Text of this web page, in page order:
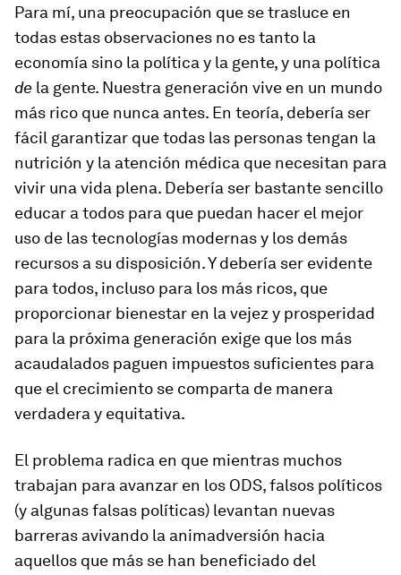
Para mí, una preocupación que se trasluce en
todas estas observaciones no es tanto la
economía sino la política y la gente, y una política
de la gente. Nuestra generación vive en un mundo
más rico que nunca antes. En teoría, debería ser
fácil garantizar que todas las personas tengan la
nutrición y la atención médica que necesitan para
vivir una vida plena. Debería ser bastante sencillo
educar a todos para que puedan hacer el mejor
uso de las tecnologías modernas y los demás
recursos a su disposición. Y debería ser evidente
para todos, incluso para los más ricos, que
proporcionar bienestar en la vejez y prosperidad
para la próxima generación exige que los más
acaudalados paguen impuestos suficientes para
que el crecimiento se comparta de manera
verdadera y equitativa.
El problema radica en que mientras muchos
trabajan para avanzar en los ODS, falsos políticos
(y algunas falsas políticas) levantan nuevas
barreras avivando la animadversión hacia
aquellos que más se han beneficiado del